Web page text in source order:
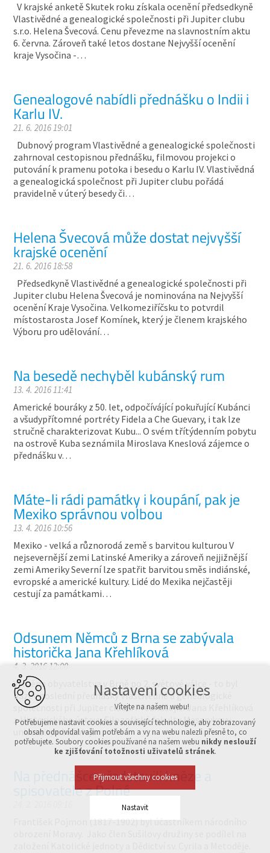
V krajské anketě Skutek roku získala ocenění předsedkyně
Vlastivědné a genealogické společnosti při Jupiter clubu
s.r.o. Helena Švecová. Cenu převezme na slavnostním aktu
6. června. Zároveň také letos dostane Nejvyšší ocenění
kraje Vysočina -…
Genealogové nabídli přednášku o Indii i
Karlu IV.
21. 6. 2016 19:01
Dubnový program Vlastivědné a genealogické společnosti
zahrnoval cestopisnou přednášku, filmovou projekci o
putování k pramenu potoka i besedu o Karlu IV. Vlastivědná
a genealogická společnost při Jupiter clubu pořádá
pravidelně v úterý besedy či…
Helena Švecová může dostat nejvyšší
krajské ocenění
21. 6. 2016 18:58
Předsedkyně Vlastivědné a genealogické společnosti při
Jupiter clubu Helena Švecová je nominována na Nejvyšší
ocenění Kraje Vysočina. Velkomeziříčsku to potvrdil
místostarosta Josef Komínek, který je členem krajského
Výboru pro udělování…
Na besedě nechyběl kubánský rum
13. 4. 2016 11:41
Americké bouráky z 50. let, odpočívájící pokuřující Kubánci
a všudypřítomné portréty Fidela a Che Guevary, i tak lze
stručně charakterizovat Kubu... O svém třítýdenním pobytu
na ostrově Kuba seznámila Miroslava Kneslová zájemce o
přednášku v…
Máte-li rádi památky i koupání, pak je
Mexiko správnou volbou
13. 4. 2016 10:56
Mexiko - velká a různorodá země s barvitou kulturou V
nejsevernější zemi Latinské Ameriky a zároveň nejjižnější
zemi Ameriky Severní lze spatřit barvitou směs indiánské,
evropské a americké kultury. Lidé do Mexika nejčastěji
cestují za památkami…
Odsunem Němců z Brna se zabývala
historička Jana Křehlíková
4. 3. 2016 12:00
Výměna obyvatelstva v Brně po 2. světové válce - to byl
název poslední přednášky Vlastivědné a genealogické
společnosti při Jupiter clubu. Přednášející Jana Křehlíková
z Historického ústavu Filozofické fakulty Masarykovy
univerzity obsáhleji…
Na přednášce představili kněze a
spisovatele z Polné
František Pojmon (1817-1902) byl účastníkem národního
Nastavení cookies
Vítejte na našem webu!
Potřebujeme nastavit cookies a související technologie, aby zobrazovaný
obsah odpovídal vašim potřebám a vy na webu nalezli přesně to, co
potřebujete. Soubory cookies používané na našem webu nikdy neslouží
ke zjišťování totožnosti uživatelů stránek.
Přijmout všechny cookies
Nastavit